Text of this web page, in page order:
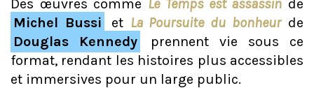
Des œuvres comme Le Temps est assassin de
Michel Bussi
et La Poursuite du bonheurde
Douglas Kennedy
prennent vie sous ce
format, rendant les histoires plus accessibles
et immersives pour un large public.